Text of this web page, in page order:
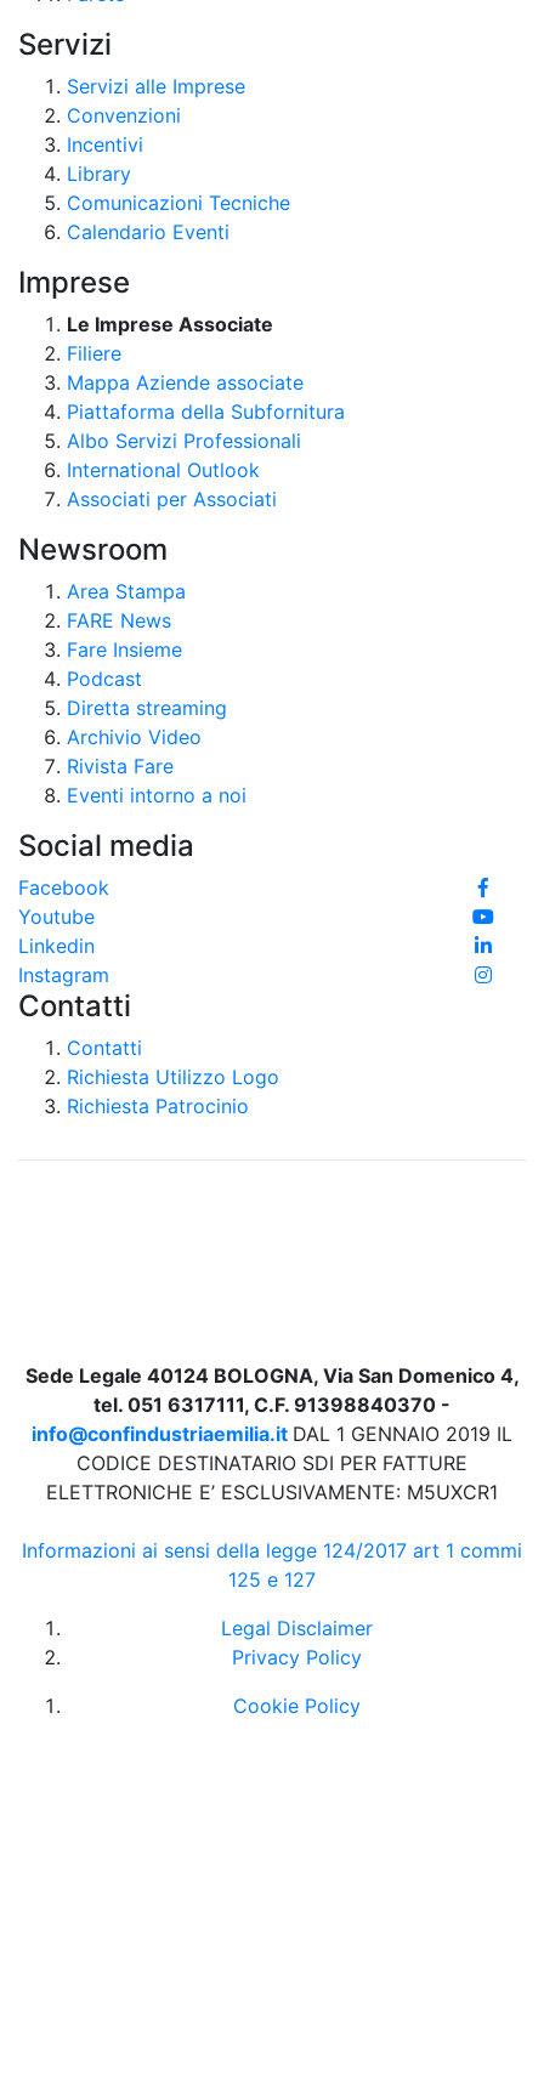
Servizi
Servizi alle Imprese
Convenzioni
Incentivi
Library
Comunicazioni Tecniche
Calendario Eventi
Imprese
Le Imprese Associate
Filiere
Mappa Aziende associate
Piattaforma della Subfornitura
Albo Servizi Professionali
International Outlook
Associati per Associati
Newsroom
Area Stampa
FARE News
Fare Insieme
Podcast
Diretta streaming
Archivio Video
Rivista Fare
Eventi intorno a noi
Social media
Facebook
Youtube
Linkedin
Instagram
Contatti
Contatti
Richiesta Utilizzo Logo
Richiesta Patrocinio
Sede Legale 40124 BOLOGNA, Via San Domenico 4,
tel. 051 6317111, C.F. 91398840370 -
info@confindustriaemilia.it DAL 1 GENNAIO 2019 IL
CODICE DESTINATARIO SDI PER FATTURE
ELETTRONICHE E’ ESCLUSIVAMENTE: M5UXCR1
Informazioni ai sensi della legge 124/2017 art 1 commi
125 e 127
Legal Disclaimer
Privacy Policy
Cookie Policy